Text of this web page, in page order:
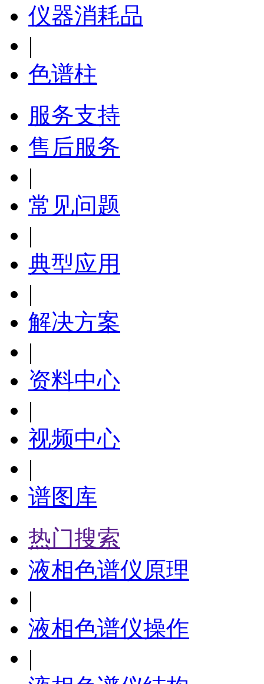
仪器消耗品
|
色谱柱
服务支持
售后服务
|
常见问题
|
典型应用
|
解决方案
|
资料中心
|
视频中心
|
谱图库
热门搜索
液相色谱仪原理
|
液相色谱仪操作
|